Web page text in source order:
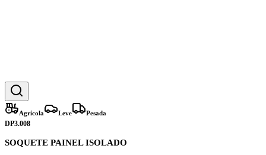
Agrícola Leve Pesada
DP3.008
SOQUETE PAINEL ISOLADO